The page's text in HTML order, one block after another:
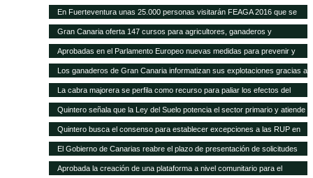
empezar a convocar las ayudas de 2015
En Fuerteventura unas 25.000 personas visitarán FEAGA 2016 que se
celebra del 21 al 24 de abril
Gran Canaria oferta 147 cursos para agricultores, ganaderos y
pescadores
Aprobadas en el Parlamento Europeo nuevas medidas para prevenir y
frenar las enfermedades animales
Los ganaderos de Gran Canaria informatizan sus explotaciones gracias a
una pionera aplicación gratuita del Cabildo
La cabra majorera se perfila como recurso para paliar los efectos del
cambio climático
Quintero señala que la Ley del Suelo potencia el sector primario y atiende
sus demandas
Quintero busca el consenso para establecer excepciones a las RUP en
los tratados internacionales
El Gobierno de Canarias reabre el plazo de presentación de solicitudes
para acogerse a las subvenciones a inversiones del PDR
Aprobada la creación de una plataforma a nivel comunitario para el